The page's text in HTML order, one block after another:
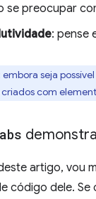
se preocupar
: pense
embora seja
com
artigo, vou
código dele. Se